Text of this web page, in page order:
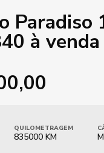
Paradiso
à
QUILOMETRAGEM
835000 KM